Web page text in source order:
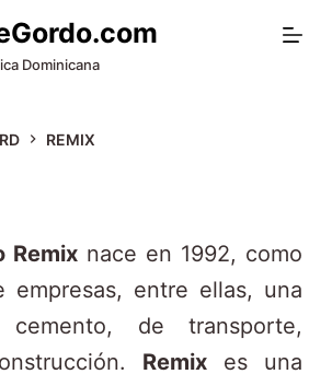
Dominicana
REMIX
Remixnace en 1992, como
empresas, entre ellas, una
de transporte,
Remix es una